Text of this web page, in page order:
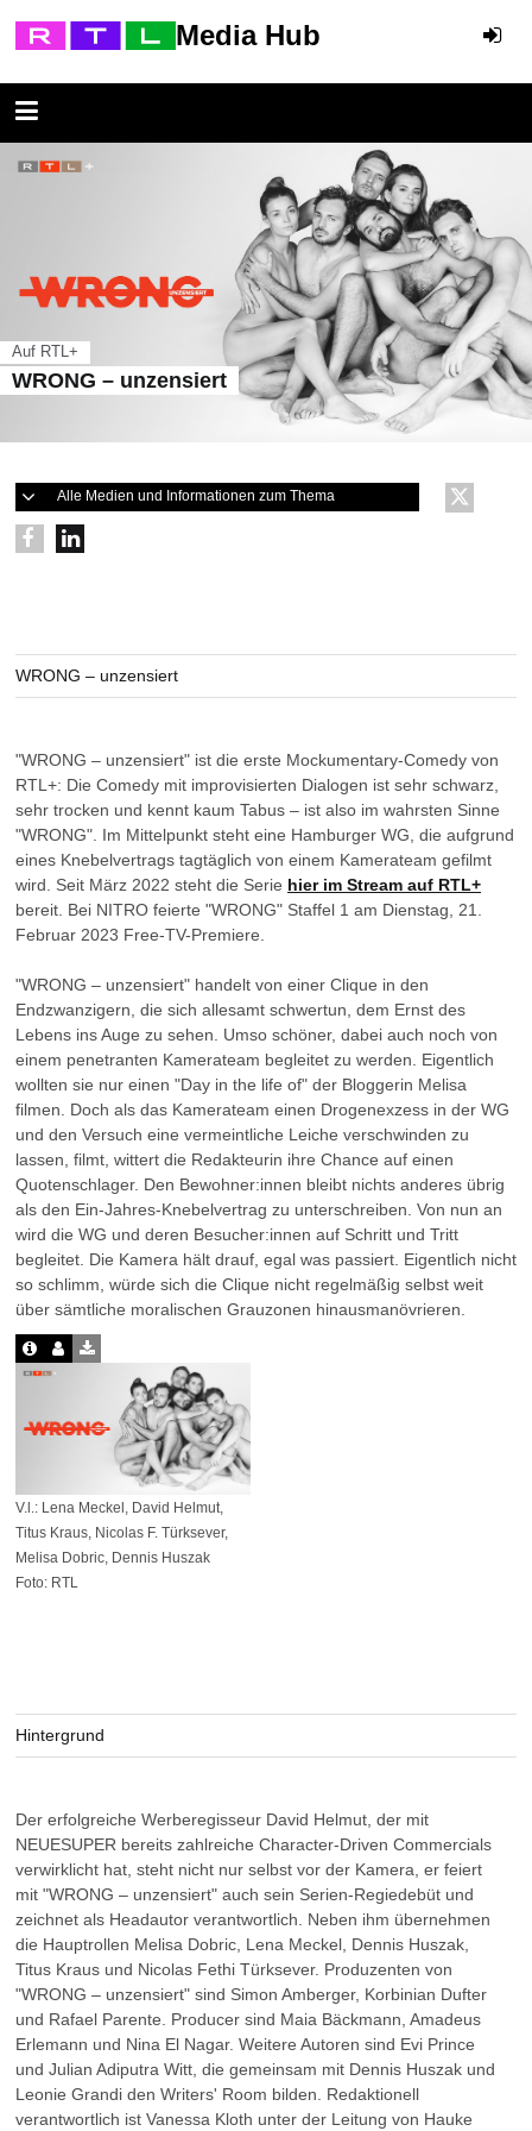
Media Hub
Auf RTL+
WRONG – unzensiert
Alle Medien und Informationen zum Thema
WRONG – unzensiert
"WRONG – unzensiert" ist die erste Mockumentary-Comedy von
RTL+: Die Comedy mit improvisierten Dialogen ist sehr schwarz,
sehr trocken und kennt kaum Tabus – ist also im wahrsten Sinne
"WRONG". Im Mittelpunkt steht eine Hamburger WG, die aufgrund
eines Knebelvertrags tagtäglich von einem Kamerateam gefilmt
wird. Seit März 2022 steht die Serie hier im Stream auf RTL+
bereit. Bei NITRO feierte "WRONG" Staffel 1 am Dienstag, 21.
Februar 2023 Free-TV-Premiere.
"WRONG – unzensiert" handelt von einer Clique in den
Endzwanzigern, die sich allesamt schwertun, dem Ernst des
Lebens ins Auge zu sehen. Umso schöner, dabei auch noch von
einem penetranten Kamerateam begleitet zu werden. Eigentlich
wollten sie nur einen "Day in the life of" der Bloggerin Melisa
filmen. Doch als das Kamerateam einen Drogenexzess in der WG
und den Versuch eine vermeintliche Leiche verschwinden zu
lassen, filmt, wittert die Redakteurin ihre Chance auf einen
Quotenschlager. Den Bewohner:innen bleibt nichts anderes übrig
als den Ein-Jahres-Knebelvertrag zu unterschreiben. Von nun an
wird die WG und deren Besucher:innen auf Schritt und Tritt
begleitet. Die Kamera hält drauf, egal was passiert. Eigentlich nicht
so schlimm, würde sich die Clique nicht regelmäßig selbst weit
über sämtliche moralischen Grauzonen hinausmanövrieren.
V.l.: Lena Meckel, David Helmut,
Titus Kraus, Nicolas F. Türksever,
Melisa Dobric, Dennis Huszak
Foto: RTL
Hintergrund
Der erfolgreiche Werberegisseur David Helmut, der mit
NEUESUPER bereits zahlreiche Character-Driven Commercials
verwirklicht hat, steht nicht nur selbst vor der Kamera, er feiert
mit "WRONG – unzensiert" auch sein Serien-Regiedebüt und
zeichnet als Headautor verantwortlich. Neben ihm übernehmen
die Hauptrollen Melisa Dobric, Lena Meckel, Dennis Huszak,
Titus Kraus und Nicolas Fethi Türksever. Produzenten von
"WRONG – unzensiert" sind Simon Amberger, Korbinian Dufter
und Rafael Parente. Producer sind Maia Bäckmann, Amadeus
Erlemann und Nina El Nagar. Weitere Autoren sind Evi Prince
und Julian Adiputra Witt, die gemeinsam mit Dennis Huszak und
Leonie Grandi den Writers' Room bilden. Redaktionell
verantwortlich ist Vanessa Kloth unter der Leitung von Hauke